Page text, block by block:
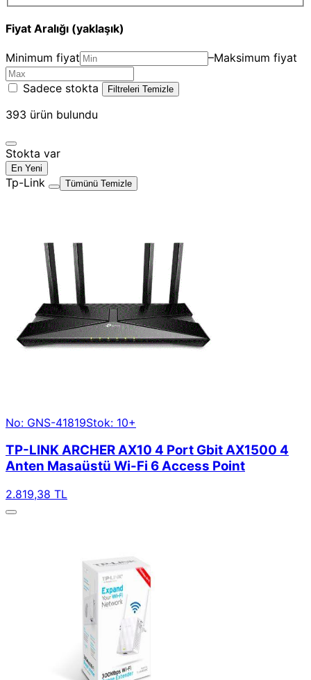
Fiyat Aralığı (yaklaşık)
Minimum fiyat –Maksimum fiyat
Sadece stokta Filtreleri Temizle
393 ürün bulundu
Stokta var
En Yeni
Tp-Link Tümünü Temizle
No: GNS-41819Stok: 10+
TP-LINK ARCHER AX10 4 Port Gbit AX1500 4
Anten Masaüstü Wi-Fi 6 Access Point
2.819,38 TL